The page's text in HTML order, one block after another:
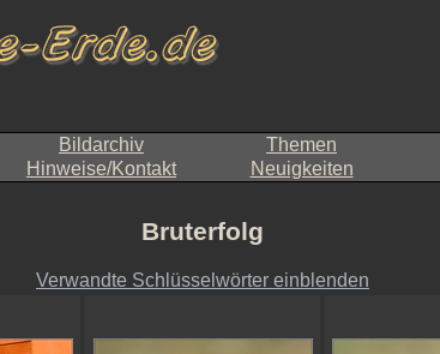
Bildarchiv Themen
Hinweise/Kontakt Neuigkeiten
Bruterfolg
Verwandte Schlüsselwörter einblenden